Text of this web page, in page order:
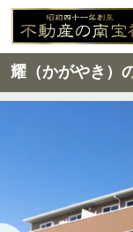
耀（かがやき）